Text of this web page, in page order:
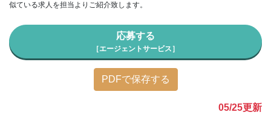
似ている求人を担当よりご紹介致します。
応募する
［エージェントサービス］
PDFで保存する
05/25更新